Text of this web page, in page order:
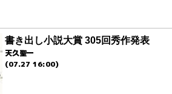
書き出し小説大賞 305回秀作発表
天久聖一
(07.27 16:00)